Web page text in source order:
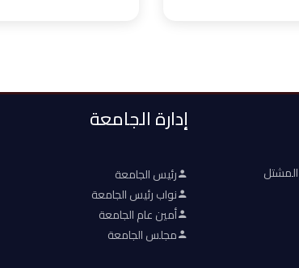
إدارة الجامعة
رئيس الجامعة
نواب رئيس الجامعة
أمين عام الجامعة
مجلس الجامعة